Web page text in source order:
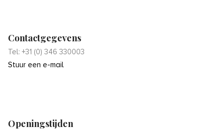
Contactgegevens
Tel: +31 (0) 346 330003
Stuur een e-mail
Openingstijden